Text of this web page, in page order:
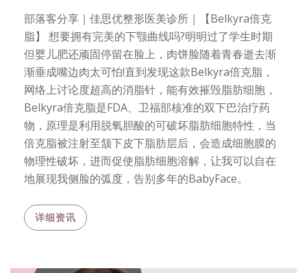
部落客分享｜佳思优整形医美诊所｜【Belkyra倍克
脂】 想要拥有完美的下颚曲线吗?明明过了学生时期
但婴儿肥还顽固停留在脸上，肉饼脸随着青春逝去渐
渐垂成嘴边肉太可怕!直到发现这款Belkyra倍克脂，
网络上讨论度超高的消脂针，能有效摧毁脂肪细胞，
Belkyra倍克脂是FDA、卫福部核准的双下巴治疗药
物，原理是利用脱氧胆酸的可破坏脂肪细胞特性，当
倍克脂被注射至颔下皮下脂肪层后，会造成细胞膜的
物理性破坏，进而促使脂肪细胞溶解，让我可以自在
地展现我侧脸的弧度，告别多年的BabyFace。
详细资讯